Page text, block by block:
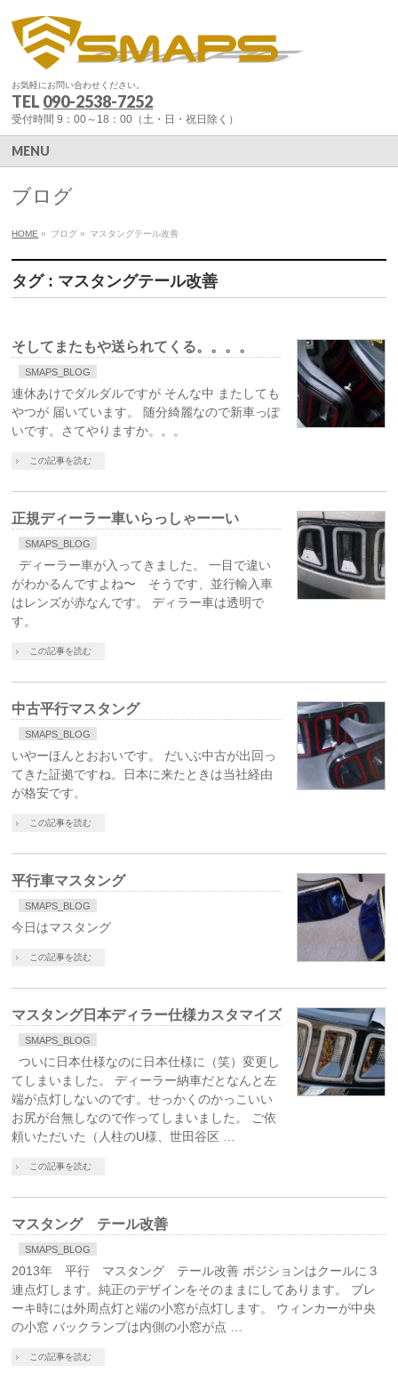
お気軽にお問い合わせください。
TEL 090-2538-7252
受付時間 9：00～18：00（土・日・祝日除く）
MENU
ブログ
HOME » ブログ » マスタングテール改善
タグ : マスタングテール改善
そしてまたもや送られてくる。。。。
SMAPS_BLOG
連休あけでダルダルですが そんな中 またしても
やつが 届いています。 随分綺麗なので新車っぽ
いです。さてやりますか。。。
この記事を読む
正規ディーラー車いらっしゃーーい
SMAPS_BLOG
ディーラー車が入ってきました。 一目で違い
がわかるんですよね〜 そうです、並行輸入車
はレンズが赤なんです。 ディラー車は透明で
す。
この記事を読む
中古平行マスタング
SMAPS_BLOG
いやーほんとおおいです。 だいぶ中古が出回っ
てきた証拠ですね。日本に来たときは当社経由
が格安です。
この記事を読む
平行車マスタング
SMAPS_BLOG
今日はマスタング
この記事を読む
マスタング日本ディラー仕様カスタマイズ
SMAPS_BLOG
ついに日本仕様なのに日本仕様に（笑）変更し
てしまいました。 ディーラー納車だとなんと左
端が点灯しないのです。せっかくのかっこいい
お尻が台無しなので作ってしまいました。 ご依
頼いただいた（人柱のU様、世田谷区 …
この記事を読む
マスタング テール改善
SMAPS_BLOG
2013年 平行 マスタング テール改善 ポジションはクールに３
連点灯します。純正のデザインをそのままにしてあります。 ブレ
ーキ時には外周点灯と端の小窓が点灯します。 ウィンカーが中央
の小窓 バックランプは内側の小窓が点 …
この記事を読む